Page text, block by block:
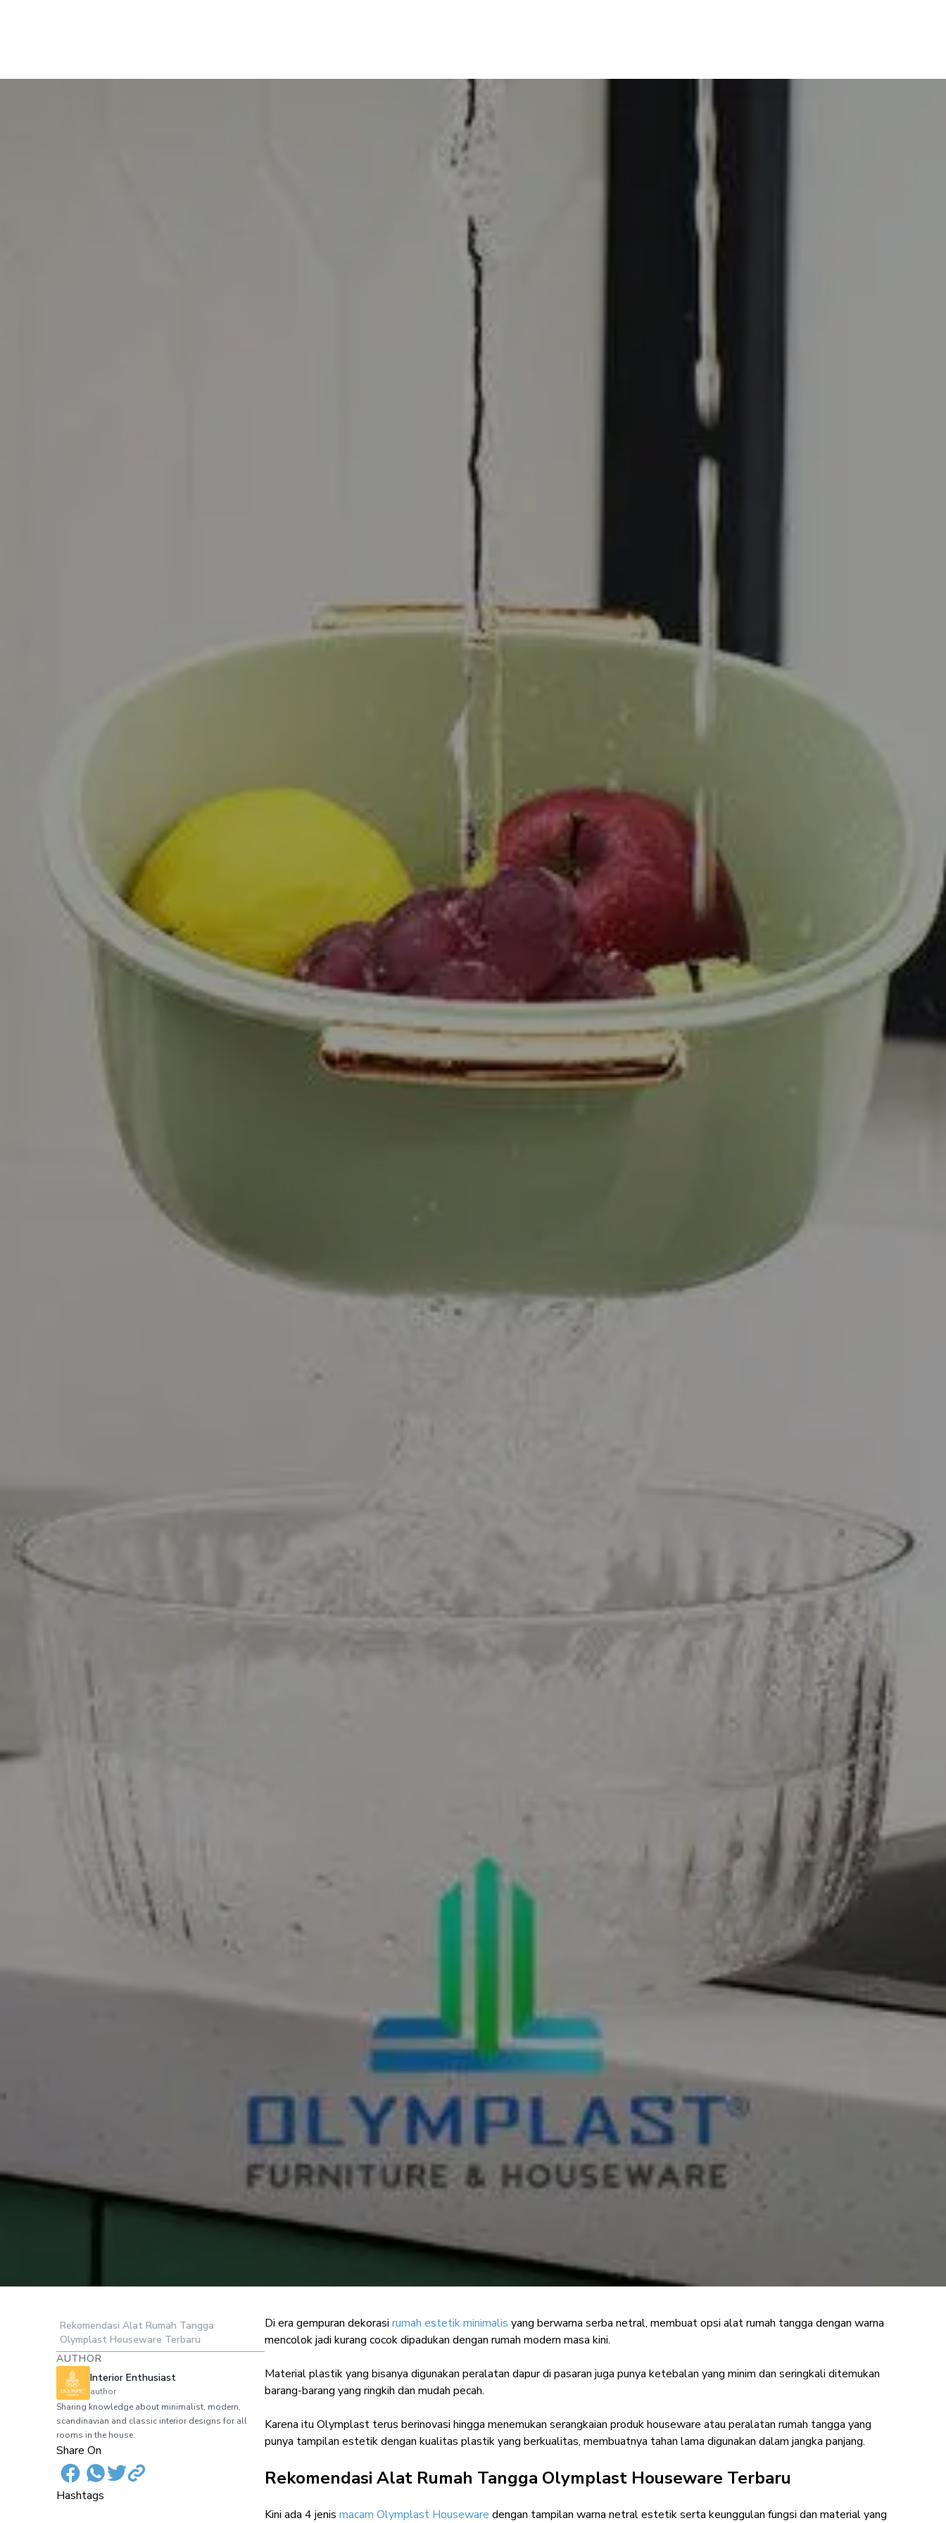
7 Rekomendasi Alat Rumah Tangga Estetik Olymplast
Houseware untuk Hadiah
Rekomendasi Alat Rumah Tangga
Olymplast Houseware Terbaru
AUTHOR
Interior Enthusiast
author
Sharing knowledge about minimalist, modern,
scandinavian and classic interior designs for all
rooms in the house.
Share On
Hashtags
Di era gempuran dekorasi rumah estetik minimalis yang berwarna serba netral, membuat opsi alat rumah tangga dengan warna
mencolok jadi kurang cocok dipadukan dengan rumah modern masa kini.
Material plastik yang bisanya digunakan peralatan dapur di pasaran juga punya ketebalan yang minim dan seringkali ditemukan
barang-barang yang ringkih dan mudah pecah.
Karena itu Olymplast terus berinovasi hingga menemukan serangkaian produk houseware atau peralatan rumah tangga yang
punya tampilan estetik dengan kualitas plastik yang berkualitas, membuatnya tahan lama digunakan dalam jangka panjang.
Rekomendasi Alat Rumah Tangga Olymplast Houseware Terbaru
Kini ada 4 jenis macam Olymplast Houseware dengan tampilan warna netral estetik serta keunggulan fungsi dan material yang